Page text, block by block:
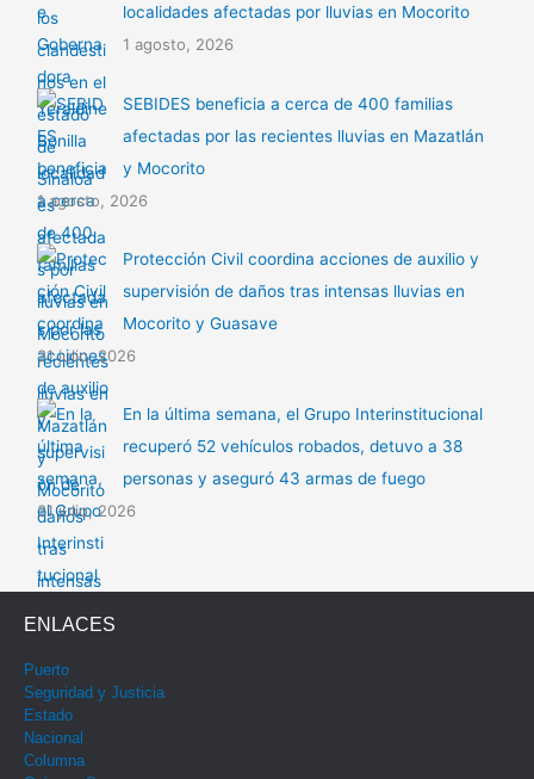
localidades afectadas por lluvias en Mocorito
1 agosto, 2026
SEBIDES beneficia a cerca de 400 familias
afectadas por las recientes lluvias en Mazatlán
y Mocorito
1 agosto, 2026
Protección Civil coordina acciones de auxilio y
supervisión de daños tras intensas lluvias en
Mocorito y Guasave
31 julio, 2026
En la última semana, el Grupo Interinstitucional
recuperó 52 vehículos robados, detuvo a 38
personas y aseguró 43 armas de fuego
31 julio, 2026
ENLACES
Puerto
Seguridad y Justicia
Estado
Nacional
Columna